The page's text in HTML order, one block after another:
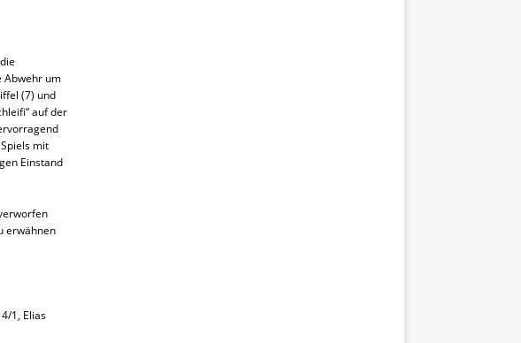
Abwehr um
(7) und
auf der
mit
Einstand
erwähnen
1, Elias